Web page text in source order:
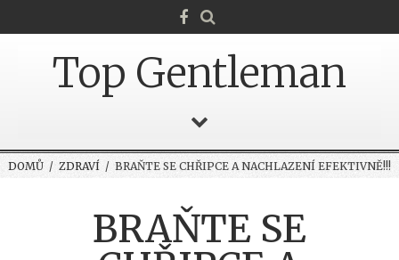
Top Gentleman
DOMŮ / ZDRAVÍ / BRAŇTE SE CHŘIPCE A NACHLAZENÍ EFEKTIVNĚ!!!
BRAŇTE SE